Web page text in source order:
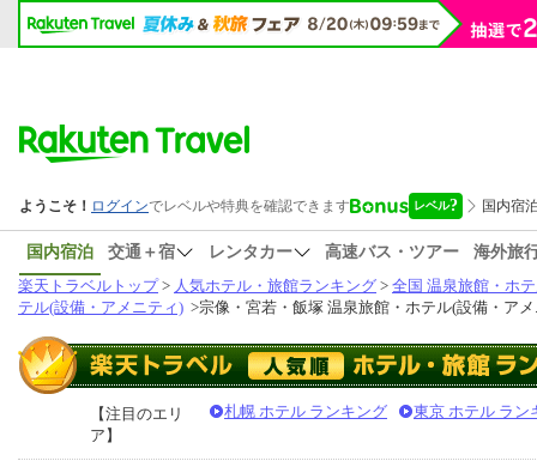
国内宿泊 交通＋宿 レンタカー 高速バス・ツアー
海外旅
楽天トラベルトップ> 人気ホテル・旅館ランキング > 全国 温泉旅館・ホ
テル(設備・アメニティ) >宗像・宮若・飯塚 温泉旅館・ホテル(設備・ア
【注目のエリ
ア】
札幌 ホテル ランキング 東京 ホテル ラン